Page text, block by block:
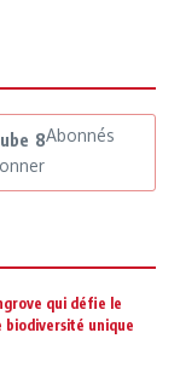
8Abonnés
qui défie le
unique